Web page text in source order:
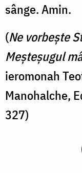
sânge. Amin.
(Ne vorbește
Meșteșugul
ieromonah
Manohalche,
327)